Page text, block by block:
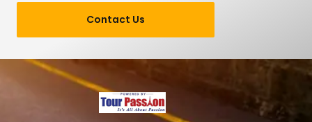
Contact Us